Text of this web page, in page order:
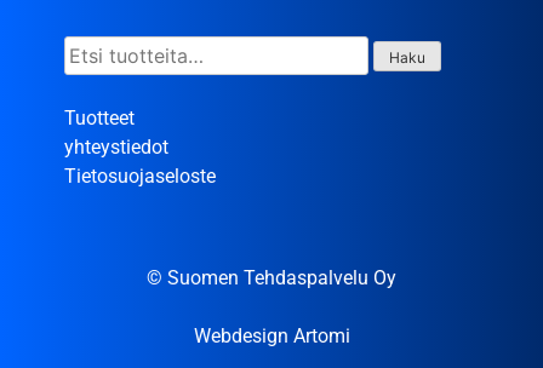
Etsi: Haku
Tuotteet
yhteystiedot
Tietosuojaseloste
© Suomen Tehdaspalvelu Oy
Webdesign Artomi